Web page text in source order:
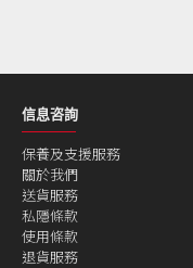
信息咨詢
保養及支援服務
關於我們
送貨服務
私隱條款
使用條款
退貨服務